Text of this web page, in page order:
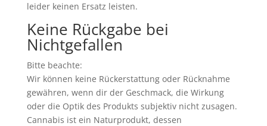
leider keinen Ersatz leisten.
Keine Rückgabe bei
Nichtgefallen
Bitte beachte:
Wir können keine Rückerstattung oder Rücknahme
gewähren, wenn dir der Geschmack, die Wirkung
oder die Optik des Produkts subjektiv nicht zusagen.
Cannabis ist ein Naturprodukt, dessen